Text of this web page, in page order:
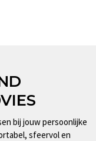
bij jouw persoonlijke
sfeervol en